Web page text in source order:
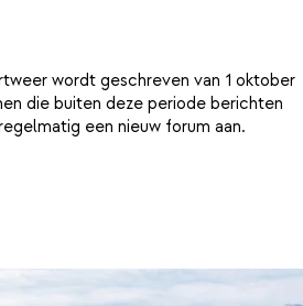
wordt geschreven van 1 oktober
die buiten deze periode berichten
een nieuw forum aan.